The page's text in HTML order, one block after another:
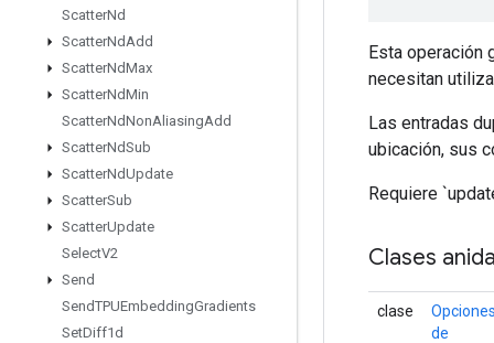
ScatterNd
ScatterNdAdd
ScatterNdMax
ScatterNdMin
ScatterNdNonAliasingAdd
ScatterNdSub
ScatterNdUpdate
ScatterSub
ScatterUpdate
SelectV2
Send
SendTPUEmbeddingGradients
SetDiff1d
Esta operación
necesitan
Las entradas
ubicación, sus
Requiere
Clases
clase
Opciones
de